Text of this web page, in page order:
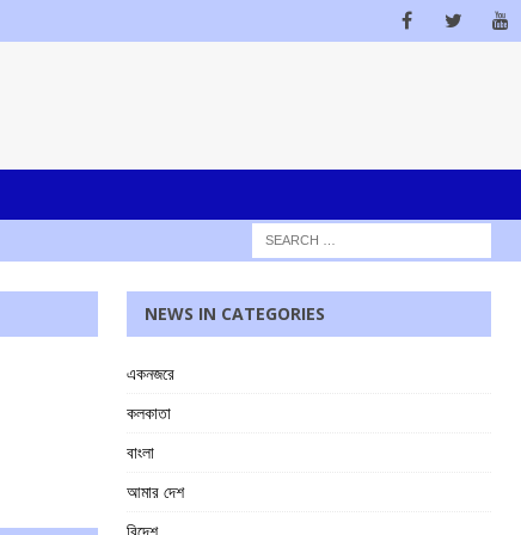
NEWS IN CATEGORIES
একনজরে
কলকাতা
বাংলা
আমার দেশ